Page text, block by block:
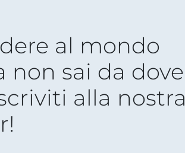
al mondo
non sai da dove
alla nostra